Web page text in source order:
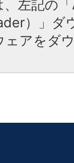
左記の
）」ダ
ェアをダ